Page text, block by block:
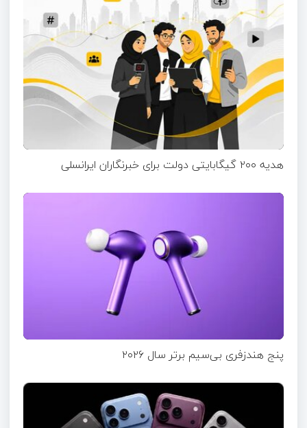
هدیه ۲۰۰ گیگابایتی دولت برای خبرنگاران ایرانسلی
پنج هندزفری بی‌سیم برتر سال ۲۰۲۶